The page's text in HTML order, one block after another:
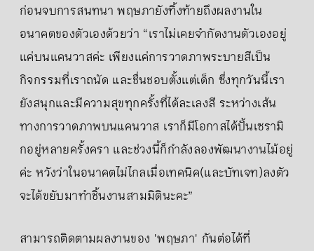
ก่อนจบการสนทนา พฤษภายังทิ้งท้ายถึงผลงานใน
อนาคตของตัวเองด้วยว่า “เราไม่เคยจำกัดงานตัวเองอยู่
แค่บนแคนวาสค่ะ เพียงแค่การวาดภาพระบายสีเป็น
กิจกรรมที่เราถนัด และชื่นชอบตั้งแต่เด็ก ซึ่งทุกวันนี้เรา
ยังสนุกและมีความสุขทุกครั้งที่ได้ละเลงสี ระหว่างเส้น
ทางการวาดภาพบนแคนวาส เราก็มีโอกาสได้ปั้นเซรามิ
กอยู่หลายครั้งครา และช่วงนี้ก็กำลังลองพัฒนางานไม้อยู่
ค่ะ หวังว่าในอนาคตไม่ไกลเมื่อเทคนิค(และบัทเจท)ลงตัว
จะได้ขยับมาทำชิ้นงานสามมิตินะคะ”
สามารถติดตามผลงานของ 'พฤษภา' กันต่อได้ที่